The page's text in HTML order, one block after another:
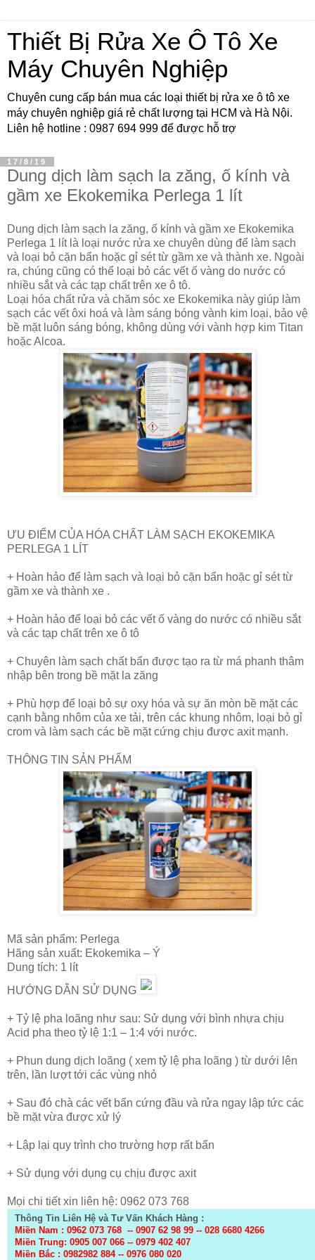
Thiết Bị Rửa Xe Ô Tô Xe
Máy Chuyên Nghiệp
Chuyên cung cấp bán mua các loại thiết bị rửa xe ô tô xe
máy chuyên nghiệp giá rẻ chất lượng tại HCM và Hà Nội.
Liên hệ hotline : 0987 694 999 để được hỗ trợ
17/8/19
Dung dịch làm sạch la zăng, ố kính và
gầm xe Ekokemika Perlega 1 lít
Dung dịch làm sạch la zăng, ố kính và gầm xe Ekokemika
Perlega 1 lít là loại nước rửa xe chuyên dùng để làm sạch
và loại bỏ cặn bẩn hoặc gỉ sét từ gầm xe và thành xe. Ngoài
ra, chúng cũng có thể loại bỏ các vết ố vàng do nước có
nhiều sắt và các tạp chất trên xe ô tô.
Loại hóa chất rửa và chăm sóc xe Ekokemika này giúp làm
sạch các vết ôxi hoá và làm sáng bóng vành kim loại, bảo vệ
bề mặt luôn sáng bóng, không dùng với vành hợp kim Titan
hoặc Alcoa.
ƯU ĐIỂM CỦA HÓA CHẤT LÀM SẠCH EKOKEMIKA
PERLEGA 1 LÍT
+ Hoàn hảo để làm sạch và loại bỏ cặn bẩn hoặc gỉ sét từ
gầm xe và thành xe .
+ Hoàn hảo để loại bỏ các vết ố vàng do nước có nhiều sắt
và các tạp chất trên xe ô tô
+ Chuyên làm sạch chất bẩn được tạo ra từ má phanh thâm
nhập bên trong bề mặt la zăng
+ Phù hợp để loại bỏ sự oxy hóa và sự ăn mòn bề mặt các
cạnh bằng nhôm của xe tải, trên các khung nhôm, loại bỏ gỉ
crom và làm sạch các bề mặt cứng chịu được axit mạnh.
THÔNG TIN SẢN PHẨM
Mã sản phẩm: Perlega
Hãng sản xuất: Ekokemika – Ý
Dung tích: 1 lít
HƯỚNG DẪN SỬ DỤNG
+ Tỷ lệ pha loãng như sau: Sử dụng với bình nhựa chịu
Acid pha theo tỷ lệ 1:1 – 1:4 với nước.
+ Phun dung dịch loãng ( xem tỷ lệ pha loãng ) từ dưới lên
trên, lần lượt tới các vùng nhỏ
+ Sau đó chà các vết bẩn cứng đầu và rửa ngay lập tức các
bề mặt vừa được xử lý
+ Lập lại quy trình cho trường hợp rất bẩn
+ Sử dụng với dụng cụ chịu được axit
Mọi chi tiết xin liên hệ: 0962 073 768
Thông Tin Liên Hệ và Tư Vấn Khách Hàng :
Miền Nam : 0962 073 768 -- 0907 62 98 99 -- 028 6680 4266
Miền Trung: 0905 007 066 -- 0979 402 407
Miền Bắc : 0982982 884 -- 0976 080 020